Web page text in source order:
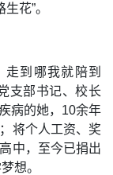
花”。
走到哪我就陪到
支部书记、校长
病的她，10余年
将个人工资、奖
中，至今已捐出
想。